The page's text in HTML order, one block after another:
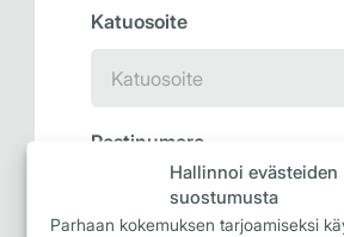
Hallinnoi evästeiden
suostumusta
Parhaan kokemuksen tarjoamiseksi
Katuosoite
Postinumero